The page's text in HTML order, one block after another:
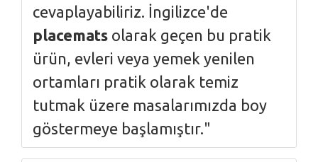
cevaplayabiliriz. İngilizce'de
placemats olarak geçen bu pratik
ürün, evleri veya yemek yenilen
ortamları pratik olarak temiz
tutmak üzere masalarımızda boy
göstermeye başlamıştır."